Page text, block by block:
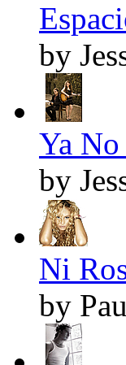
by
Ya
by
Ni
by